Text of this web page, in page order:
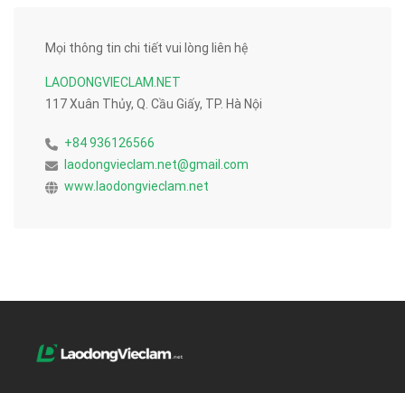
Mọi thông tin chi tiết vui lòng liên hệ
LAODONGVIECLAM.NET
117 Xuân Thủy, Q. Cầu Giấy, TP. Hà Nội
+84 936126566
laodongvieclam.net@gmail.com
www.laodongvieclam.net